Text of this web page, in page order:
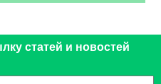
статей и новостей